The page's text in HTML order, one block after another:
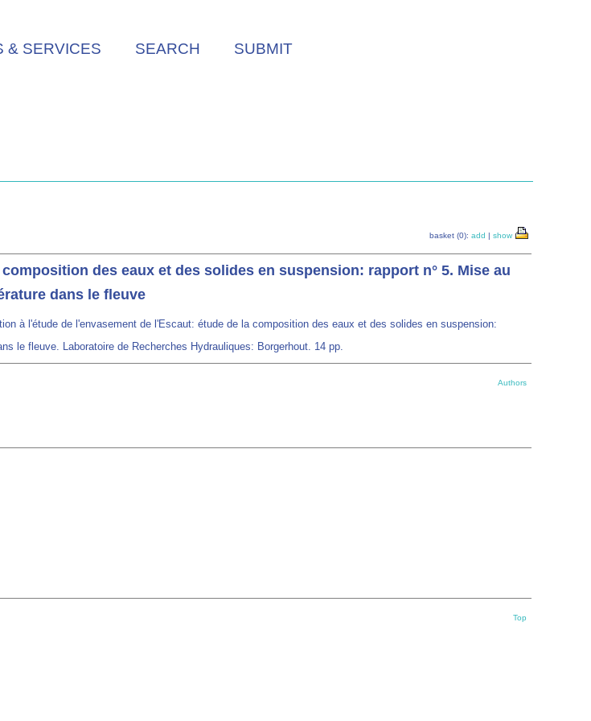
& SERVICES SEARCH SUBMIT
basket (0): add | show
des eaux et des solides en suspension: rapport n° 5. Mise au
dans le fleuve
à l'étude de l'envasement de l'Escaut: étude de la composition des eaux et des solides en suspension:
le fleuve. Laboratoire de Recherches Hydrauliques: Borgerhout. 14 pp.
Authors
Top